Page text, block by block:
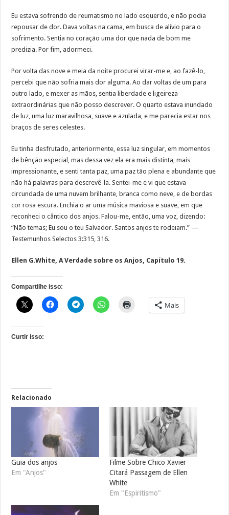
Eu estava sofrendo de reumatismo no lado esquerdo, e não podia
repousar de dor. Dava voltas na cama, em busca de alívio para o
sofrimento. Sentia no coração uma dor que nada de bom me
predizia. Por fim, adormeci.
Por volta das nove e meia da noite procurei virar-me e, ao fazê-lo,
percebi que não sofria mais dor alguma. Ao dar voltas de um para
outro lado, e mexer as mãos, sentia liberdade e ligeireza
extraordinárias que não posso descrever. O quarto estava inundado
de luz, uma luz maravilhosa, suave e azulada, e me parecia estar nos
braços de seres celestes.
Eu tinha desfrutado, anteriormente, essa luz singular, em momentos
de bênção especial, mas dessa vez ela era mais distinta, mais
impressionante, e senti tanta paz, uma paz tão plena e abundante que
não há palavras para descrevê-la. Sentei-me e vi que estava
circundada de uma nuvem brilhante, branca como neve, e de bordas
cor rosa escura. Enchia o ar uma música maviosa e suave, em que
reconheci o cântico dos anjos. Falou-me, então, uma voz, dizendo:
“Não temas; Eu sou o teu Salvador. Santos anjos te rodeiam.” —
Testemunhos Selectos 3:315, 316.
Ellen G.White, A Verdade sobre os Anjos, Capítulo 19.
Compartilhe isso:
Mais
Curtir isso:
Relacionado
Guia dos anjos
Em "Anjos"
Filme Sobre Chico Xavier
Citará Passagem de Ellen
White
Em "Espiritismo"